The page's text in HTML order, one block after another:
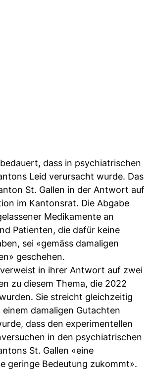
dass in psychiatrischen
Leid verursacht wurde. Das
St. Gallen in der Antwort auf
im Kantonsrat. Die Abgabe
Medikamente an
Patienten, die dafür keine
sei «gemäss damaligen
geschehen.
verweist in ihrer Antwort auf zwei
zu diesem Thema, die 2022
Sie streicht gleichzeitig
einem damaligen Gutachten
dass den experimentellen
in den psychiatrischen
St. Gallen «eine
geringe Bedeutung zukommt».